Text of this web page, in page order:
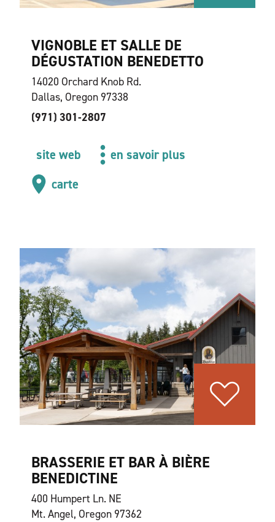
VIGNOBLE ET SALLE DE
DÉGUSTATION BENEDETTO
14020 Orchard Knob Rd.
Dallas, Oregon 97338
(971) 301-2807
site web
en savoir plus
carte
BRASSERIE ET BAR À BIÈRE
BENEDICTINE
400 Humpert Ln. NE
Mt. Angel, Oregon 97362